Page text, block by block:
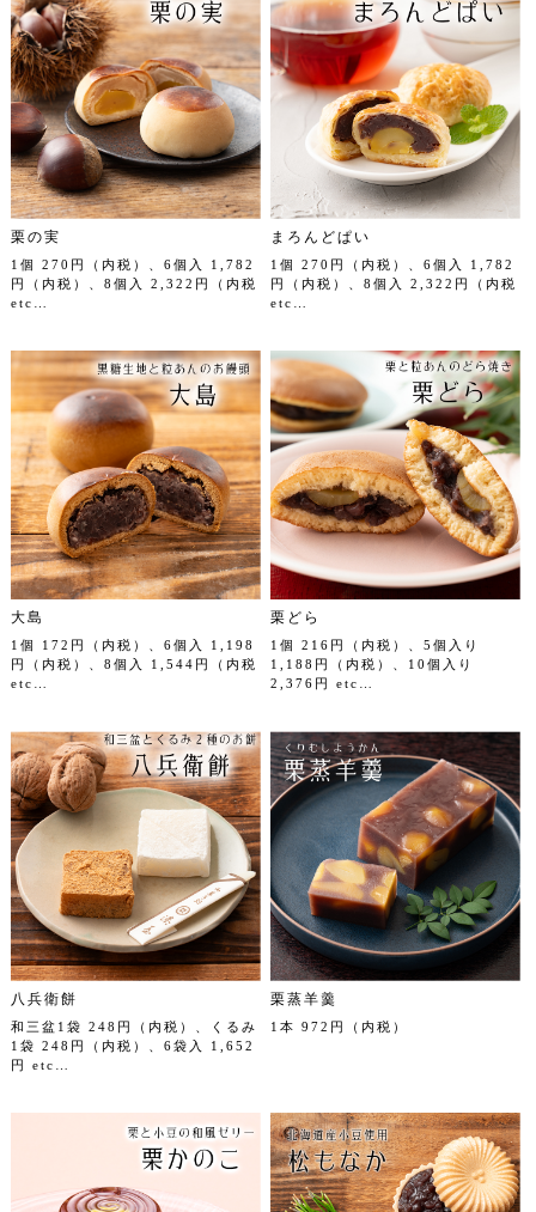
栗の実
1個 270円（内税）、6個入 1,782
円（内税）、8個入 2,322円（内税
etc…
まろんどぱい
1個 270円（内税）、6個入 1,782
円（内税）、8個入 2,322円（内税
etc…
大島
1個 172円（内税）、6個入 1,198
円（内税）、8個入 1,544円（内税
etc…
栗どら
1個 216円（内税）、5個入り
1,188円（内税）、10個入り
2,376円 etc…
八兵衛餅
和三盆1袋 248円（内税）、くるみ
1袋 248円（内税）、6袋入 1,652
円 etc…
栗蒸羊羹
1本 972円（内税）